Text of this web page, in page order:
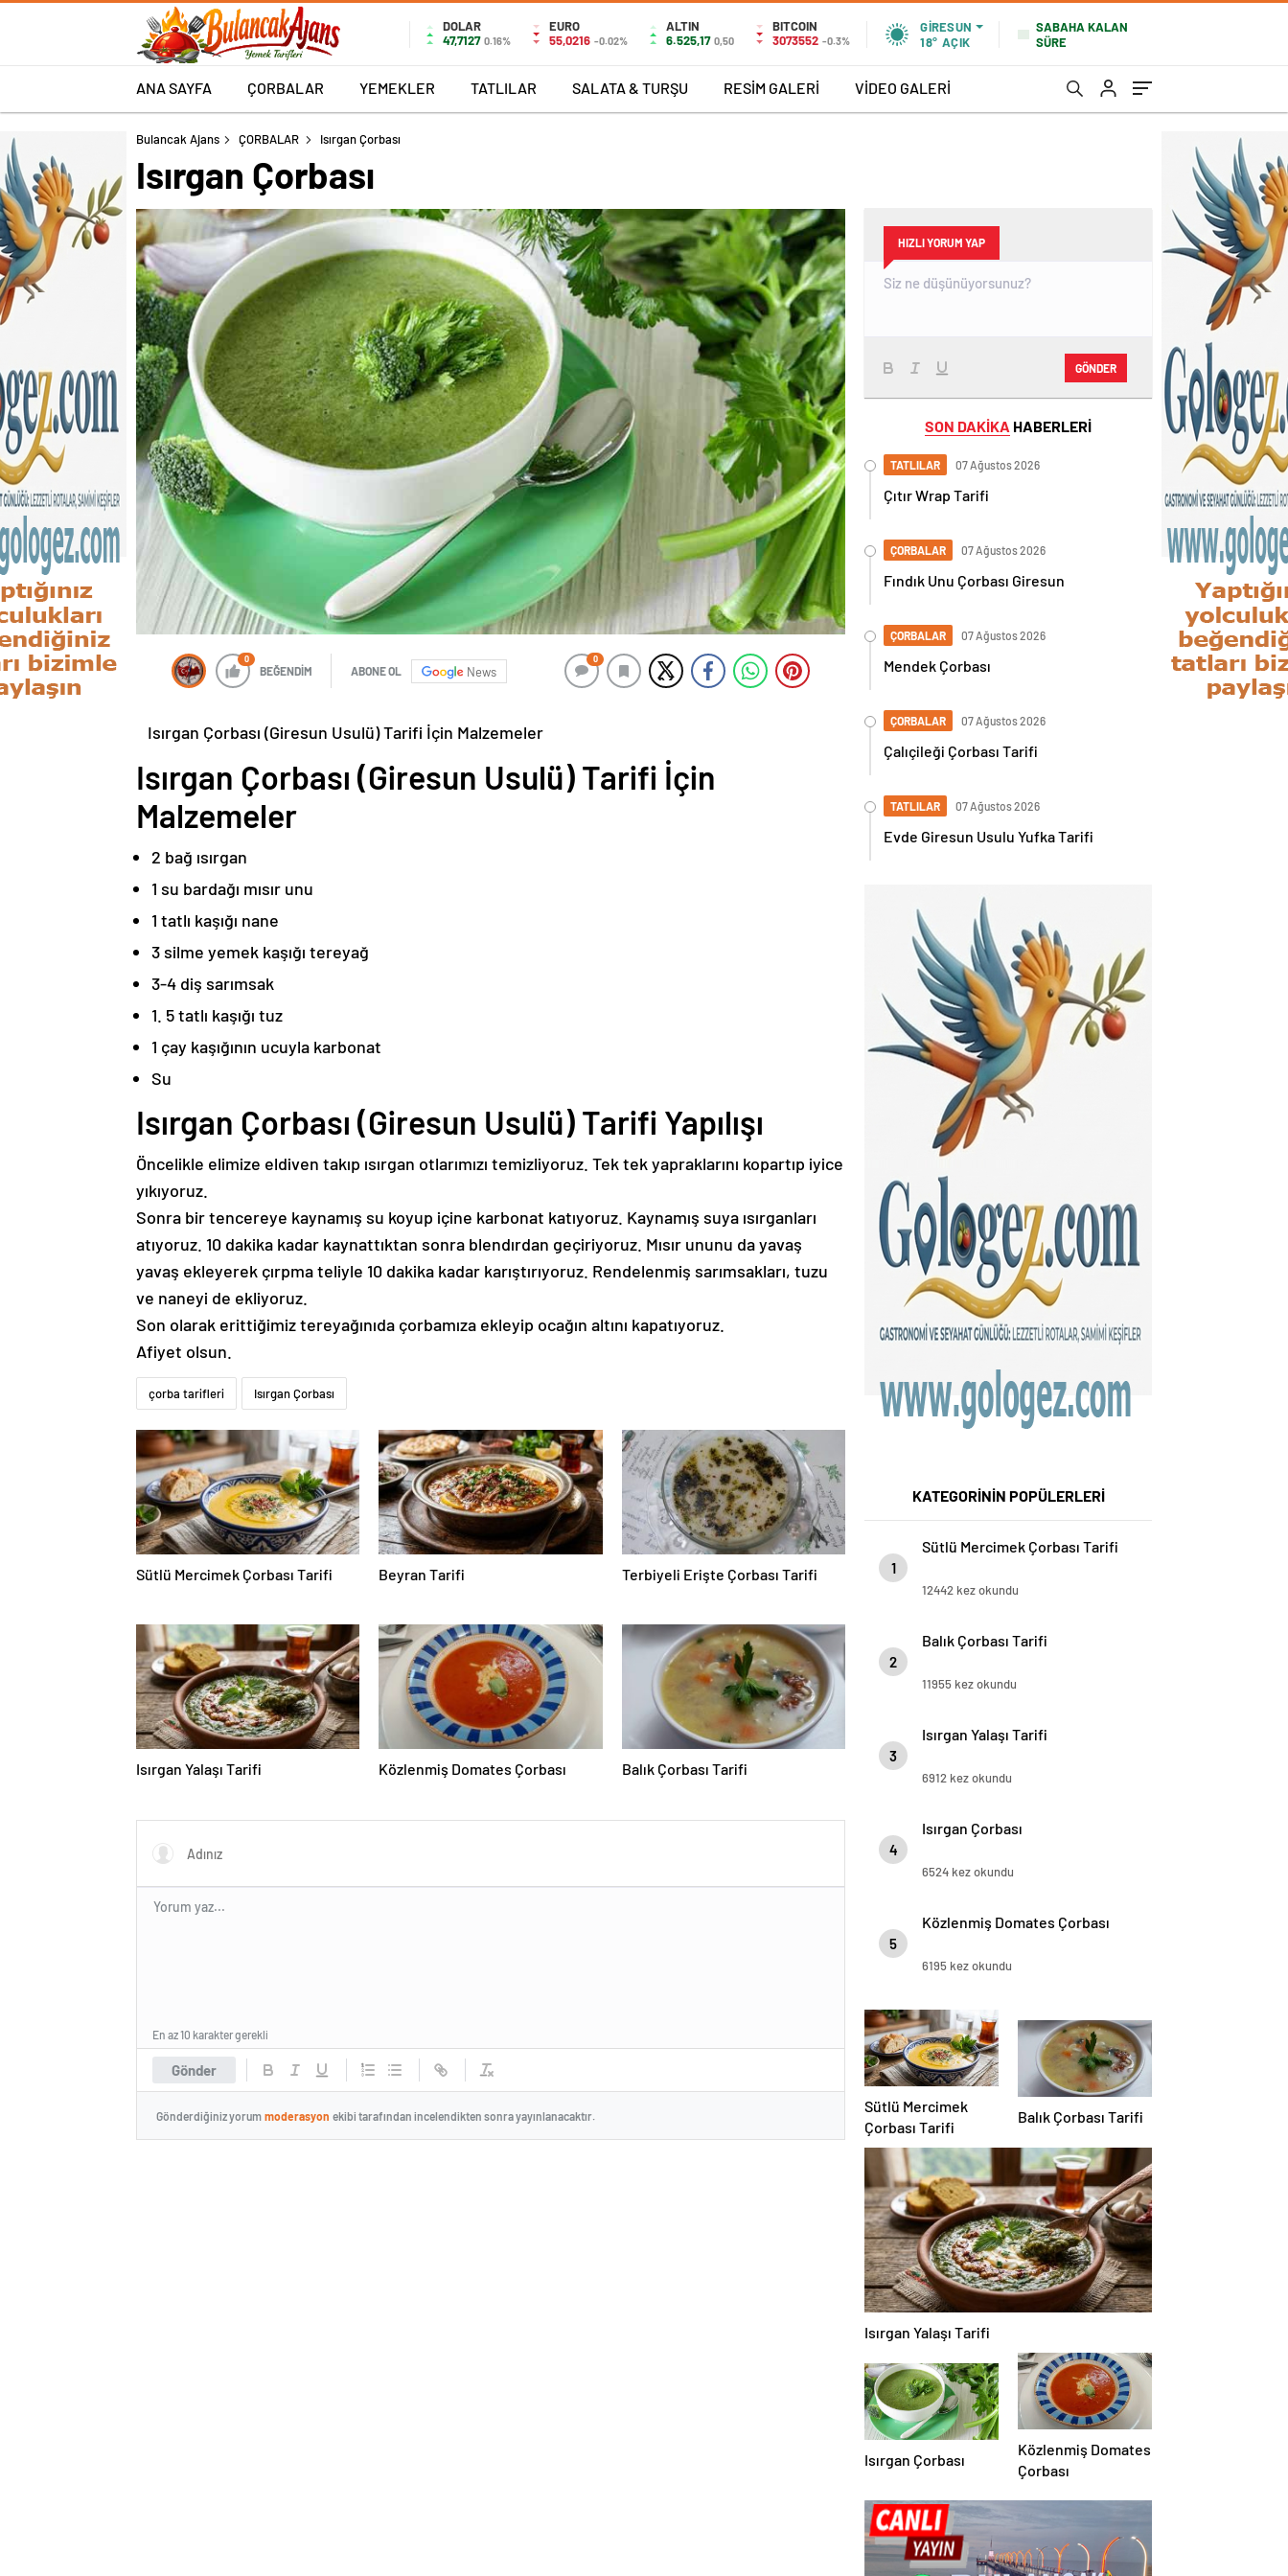
DOLAR
47,7127 0.16%
EURO
55,0216 -0.02%
ALTIN
6.525,17 0,50
BITCOIN
3073552 -0.3%
GIRESUN
18° AÇIK
SABAHA KALAN
SÜRE
ANA SAYFA ÇORBALAR YEMEKLER TATLILAR SALATA & TURŞU RESİM GALERİ VİDEO GALERİ
Bulancak Ajans ÇORBALAR Isırgan Çorbası
Isırgan Çorbası
0
BEĞENDİM ABONE OL News
0
Isırgan Çorbası (Giresun Usulü) Tarifi İçin Malzemeler
Isırgan Çorbası (Giresun Usulü) Tarifi İçin
Malzemeler
2 bağ ısırgan
1 su bardağı mısır unu
1 tatlı kaşığı nane
3 silme yemek kaşığı tereyağ
3-4 diş sarımsak
1. 5 tatlı kaşığı tuz
1 çay kaşığının ucuyla karbonat
Su
Isırgan Çorbası (Giresun Usulü) Tarifi Yapılışı
Öncelikle elimize eldiven takıp ısırgan otlarımızı temizliyoruz. Tek tek yapraklarını kopartıp iyice
yıkıyoruz.
Sonra bir tencereye kaynamış su koyup içine karbonat katıyoruz. Kaynamış suya ısırganları
atıyoruz. 10 dakika kadar kaynattıktan sonra blendırdan geçiriyoruz. Mısır ununu da yavaş
yavaş ekleyerek çırpma teliyle 10 dakika kadar karıştırıyoruz. Rendelenmiş sarımsakları, tuzu
ve naneyi de ekliyoruz.
Son olarak erittiğimiz tereyağınıda çorbamıza ekleyip ocağın altını kapatıyoruz.
Afiyet olsun.
çorba tarifleri Isırgan Çorbası
Sütlü Mercimek Çorbası Tarifi Beyran Tarifi Terbiyeli Erişte Çorbası Tarifi
Isırgan Yalaşı Tarifi Közlenmiş Domates Çorbası Balık Çorbası Tarifi
Gönder
En az 10 karakter gerekli
Gönderdiğiniz yorum moderasyon ekibi tarafından incelendikten sonra yayınlanacaktır.
HIZLI YORUM YAP
GÖNDER
SON DAKİKA HABERLERİ
TATLILAR 07 Ağustos 2026
Çıtır Wrap Tarifi
ÇORBALAR 07 Ağustos 2026
Fındık Unu Çorbası Giresun
ÇORBALAR 07 Ağustos 2026
Mendek Çorbası
ÇORBALAR 07 Ağustos 2026
Çalıçileği Çorbası Tarifi
TATLILAR 07 Ağustos 2026
Evde Giresun Usulu Yufka Tarifi
KATEGORİNİN POPÜLERLERİ
1
Sütlü Mercimek Çorbası Tarifi
12442 kez okundu
2
Balık Çorbası Tarifi
11955 kez okundu
3
Isırgan Yalaşı Tarifi
6912 kez okundu
4
Isırgan Çorbası
6524 kez okundu
5
Közlenmiş Domates Çorbası
6195 kez okundu
Sütlü Mercimek
Çorbası Tarifi
Balık Çorbası Tarifi
Isırgan Yalaşı Tarifi
Isırgan Çorbası
Közlenmiş Domates
Çorbası